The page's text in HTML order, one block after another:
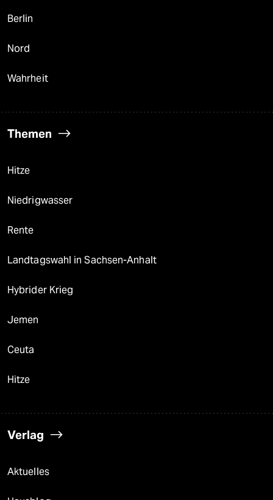
Berlin
Nord
Wahrheit
Themen
Hitze
Niedrigwasser
Rente
Landtagswahl in Sachsen-Anhalt
Hybrider Krieg
Jemen
Ceuta
Hitze
Verlag
Aktuelles